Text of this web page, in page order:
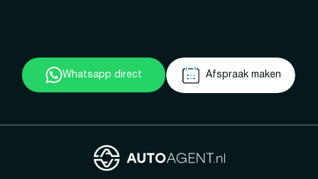
Whatsapp direct Afspraak maken